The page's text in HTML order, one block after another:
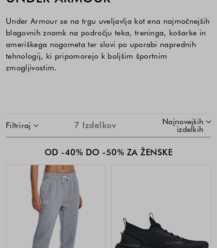
Under Armour se na trgu uveljavlja kot ena najmočnejših
blagovnih znamk na področju teka, treninga, košarke in
ameriškega nogometa ter slovi po uporabi naprednih
tehnologij, ki pripomorejo k boljšim športnim
zmogljivostim.
7 Izdelkov Najnovejših
izdelkih
Filtriraj
OD -40% DO -50% ZA ŽENSKE